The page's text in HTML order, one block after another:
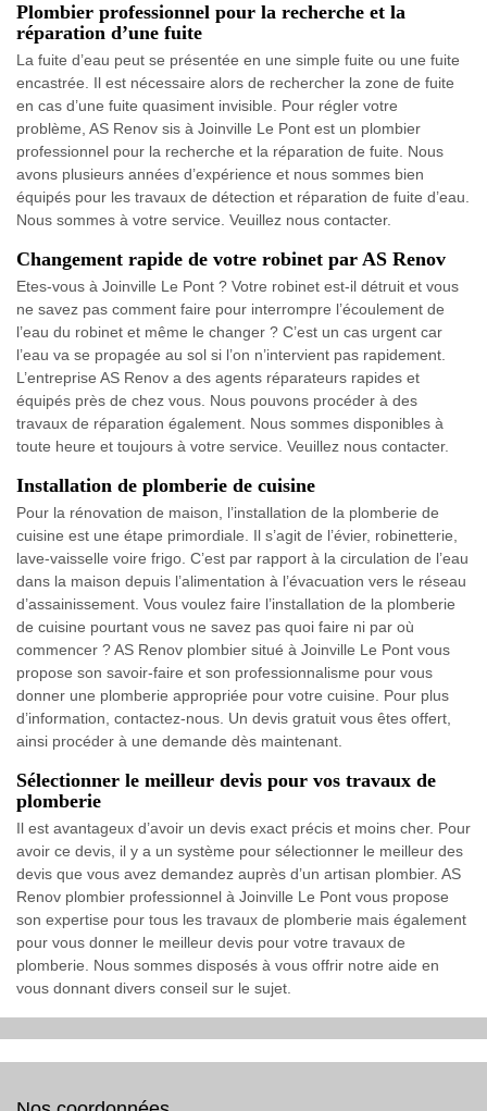
Plombier professionnel pour la recherche et la
réparation d’une fuite
La fuite d’eau peut se présentée en une simple fuite ou une fuite
encastrée. Il est nécessaire alors de rechercher la zone de fuite
en cas d’une fuite quasiment invisible. Pour régler votre
problème, AS Renov sis à Joinville Le Pont est un plombier
professionnel pour la recherche et la réparation de fuite. Nous
avons plusieurs années d’expérience et nous sommes bien
équipés pour les travaux de détection et réparation de fuite d’eau.
Nous sommes à votre service. Veuillez nous contacter.
Changement rapide de votre robinet par AS Renov
Etes-vous à Joinville Le Pont ? Votre robinet est-il détruit et vous
ne savez pas comment faire pour interrompre l’écoulement de
l’eau du robinet et même le changer ? C’est un cas urgent car
l’eau va se propagée au sol si l’on n’intervient pas rapidement.
L’entreprise AS Renov a des agents réparateurs rapides et
équipés près de chez vous. Nous pouvons procéder à des
travaux de réparation également. Nous sommes disponibles à
toute heure et toujours à votre service. Veuillez nous contacter.
Installation de plomberie de cuisine
Pour la rénovation de maison, l’installation de la plomberie de
cuisine est une étape primordiale. Il s’agit de l’évier, robinetterie,
lave-vaisselle voire frigo. C’est par rapport à la circulation de l’eau
dans la maison depuis l’alimentation à l’évacuation vers le réseau
d’assainissement. Vous voulez faire l’installation de la plomberie
de cuisine pourtant vous ne savez pas quoi faire ni par où
commencer ? AS Renov plombier situé à Joinville Le Pont vous
propose son savoir-faire et son professionnalisme pour vous
donner une plomberie appropriée pour votre cuisine. Pour plus
d’information, contactez-nous. Un devis gratuit vous êtes offert,
ainsi procéder à une demande dès maintenant.
Sélectionner le meilleur devis pour vos travaux de
plomberie
Il est avantageux d’avoir un devis exact précis et moins cher. Pour
avoir ce devis, il y a un système pour sélectionner le meilleur des
devis que vous avez demandez auprès d’un artisan plombier. AS
Renov plombier professionnel à Joinville Le Pont vous propose
son expertise pour tous les travaux de plomberie mais également
pour vous donner le meilleur devis pour votre travaux de
plomberie. Nous sommes disposés à vous offrir notre aide en
vous donnant divers conseil sur le sujet.